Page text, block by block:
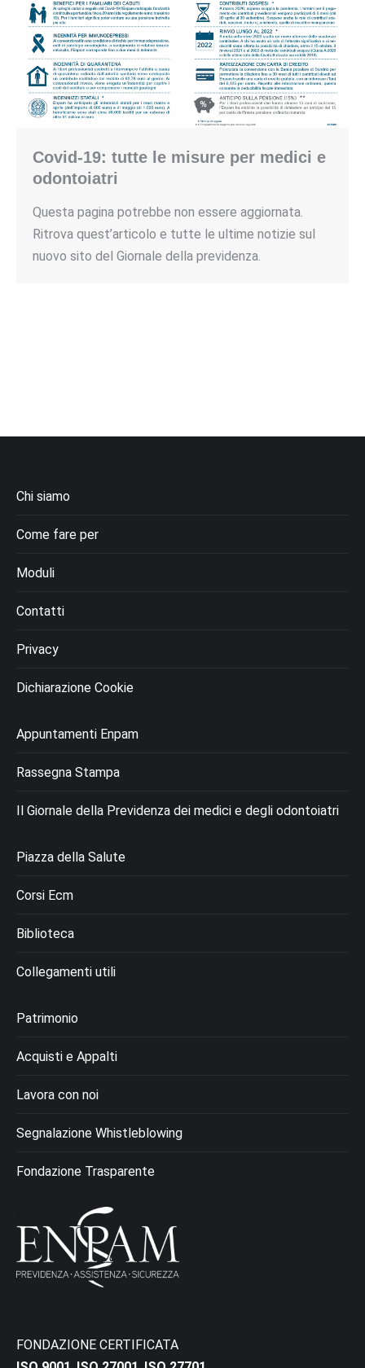
Covid-19: tutte le misure per medici e
odontoiatri
Questa pagina potrebbe non essere aggiornata.
Ritrova quest’articolo e tutte le ultime notizie sul
nuovo sito del Giornale della previdenza.
Chi siamo
Come fare per
Moduli
Contatti
Privacy
Dichiarazione Cookie
Appuntamenti Enpam
Rassegna Stampa
Il Giornale della Previdenza dei medici e degli odontoiatri
Piazza della Salute
Corsi Ecm
Biblioteca
Collegamenti utili
Patrimonio
Acquisti e Appalti
Lavora con noi
Segnalazione Whistleblowing
Fondazione Trasparente
FONDAZIONE CERTIFICATA